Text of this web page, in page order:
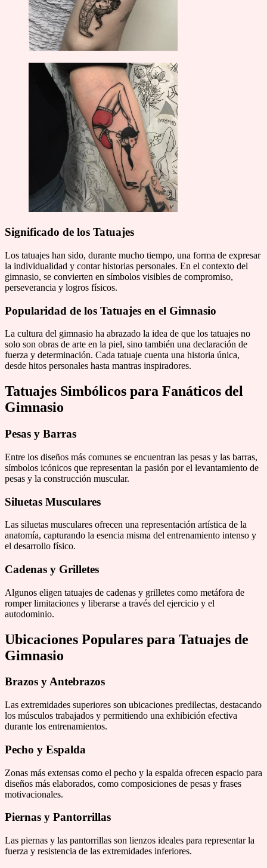
Significado de los Tatuajes
Los tatuajes han sido, durante mucho tiempo, una forma de expresar
la individualidad y contar historias personales. En el contexto del
gimnasio, se convierten en símbolos visibles de compromiso,
perseverancia y logros físicos.
Popularidad de los Tatuajes en el Gimnasio
La cultura del gimnasio ha abrazado la idea de que los tatuajes no
solo son obras de arte en la piel, sino también una declaración de
fuerza y determinación. Cada tatuaje cuenta una historia única,
desde hitos personales hasta mantras inspiradores.
Tatuajes Simbólicos para Fanáticos del
Gimnasio
Pesas y Barras
Entre los diseños más comunes se encuentran las pesas y las barras,
símbolos icónicos que representan la pasión por el levantamiento de
pesas y la construcción muscular.
Siluetas Musculares
Las siluetas musculares ofrecen una representación artística de la
anatomía, capturando la esencia misma del entrenamiento intenso y
el desarrollo físico.
Cadenas y Grilletes
Algunos eligen tatuajes de cadenas y grilletes como metáfora de
romper limitaciones y liberarse a través del ejercicio y el
autodominio.
Ubicaciones Populares para Tatuajes de
Gimnasio
Brazos y Antebrazos
Las extremidades superiores son ubicaciones predilectas, destacando
los músculos trabajados y permitiendo una exhibición efectiva
durante los entrenamientos.
Pecho y Espalda
Zonas más extensas como el pecho y la espalda ofrecen espacio para
diseños más elaborados, como composiciones de pesas y frases
motivacionales.
Piernas y Pantorrillas
Las piernas y las pantorrillas son lienzos ideales para representar la
fuerza y resistencia de las extremidades inferiores.